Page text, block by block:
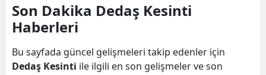
Son Dakika Dedaş Kesinti
Haberleri
Bu sayfada güncel gelişmeleri takip edenler için
Dedaş Kesinti ile ilgili en son gelişmeler ve son